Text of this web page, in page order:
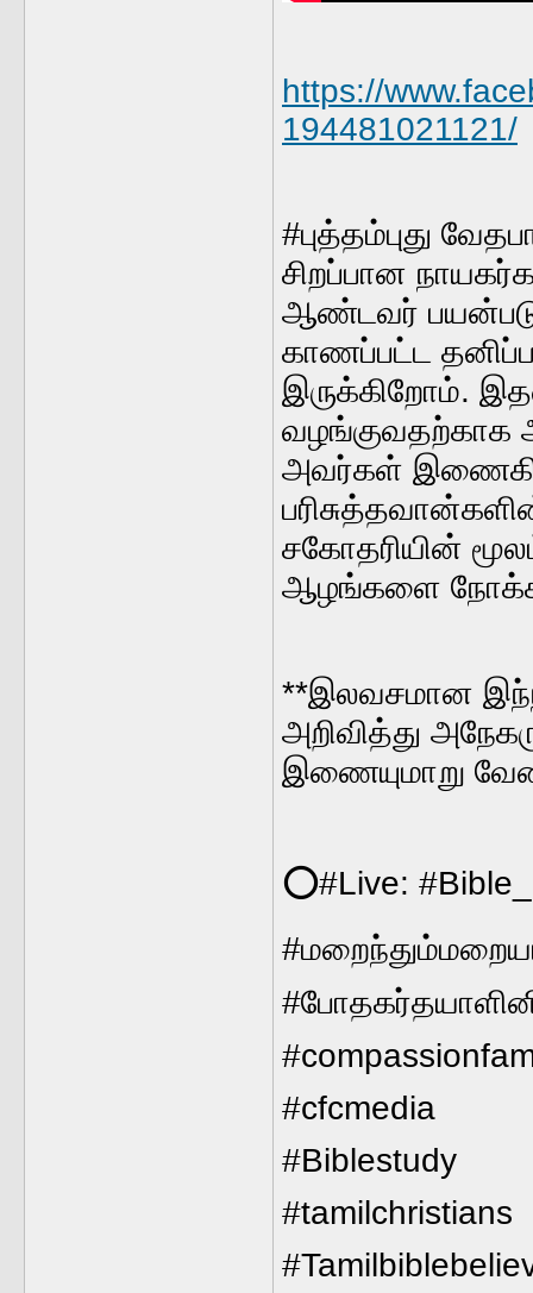
https://
194481021121/
#புத்தம்புது
சிறப்பான
ஆண்டவர்
காணப்பட்ட
இருக்கிறோம்.
அவர்கள்
சகோதரியின்
ஆழங்களை
**இலவசமான
அறிவித்து
இணையுமாறு
⭕#Live:
#cfcmedia
#Biblestudy
#tamilchristians